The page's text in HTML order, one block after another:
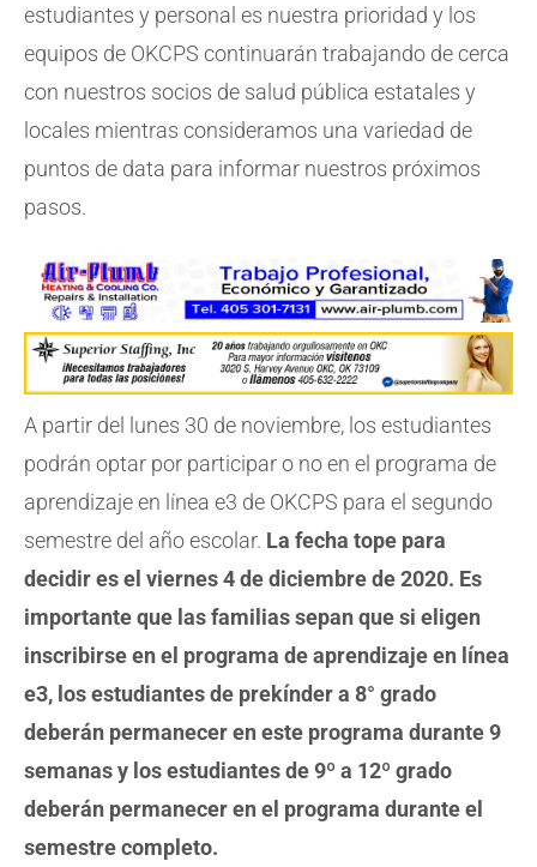
estudiantes y personal es nuestra prioridad y los
equipos de OKCPS continuarán trabajando de cerca
con nuestros socios de salud pública estatales y
locales mientras consideramos una variedad de
puntos de data para informar nuestros próximos
pasos.
A partir del lunes 30 de noviembre, los estudiantes
podrán optar por participar o no en el programa de
aprendizaje en línea e3 de OKCPS para el segundo
semestre del año escolar. La fecha tope para
decidir es el viernes 4 de diciembre de 2020. Es
importante que las familias sepan que si eligen
inscribirse en el programa de aprendizaje en línea
e3, los estudiantes de prekínder a 8° grado
deberán permanecer en este programa durante 9
semanas y los estudiantes de 9º a 12º grado
deberán permanecer en el programa durante el
semestre completo.